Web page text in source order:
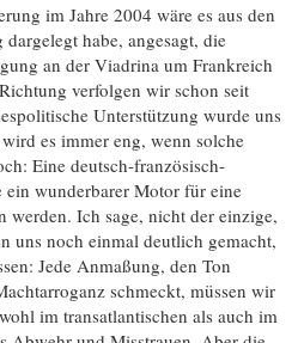
im Jahre 2004 wäre es aus den
habe, angesagt, die
an der Viadrina um Frankreich
verfolgen wir schon seit
Unterstützung wurde uns
es immer eng, wenn solche
Eine deutsch-französisch-
wunderbarer Motor für eine
werden. Ich sage, nicht der einzige,
uns noch einmal deutlich gemacht,
Jede Anmaßung, den Ton
schmeckt, müssen wir
im transatlantischen als auch im